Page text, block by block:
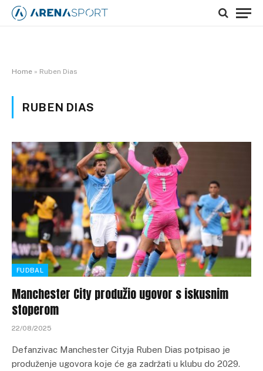
Home » Ruben Dias
RUBEN DIAS
FUDBAL
Manchester City produžio ugovor s iskusnim
stoperom
22/08/2025
Defanzivac Manchester Cityja Ruben Dias potpisao je
produženje ugovora koje će ga zadržati u klubu do 2029.